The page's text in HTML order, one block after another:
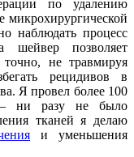
по удалению
микрохирургической
наблюдать процесс
шейвер позволяет
не травмируя
рецидивов в
Я провел более 100
– ни разу не было
тканей я делаю
и уменьшения